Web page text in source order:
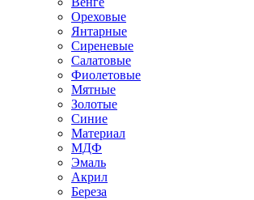
Ореховые
Янтарные
Сиреневые
Салатовые
Фиолетовые
Мятные
Золотые
Синие
Материал
МДФ
Эмаль
Акрил
Береза